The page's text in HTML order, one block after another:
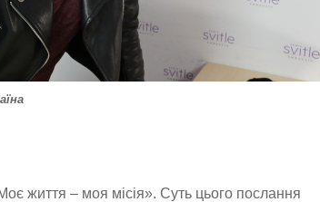
життя – моя місія». Суть цього послання